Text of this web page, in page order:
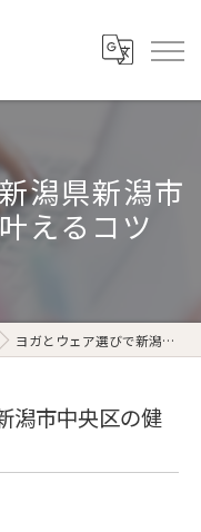
潟県新潟市
えるコツ
ヨガとウェア選びで新潟県新潟市中央区の健康美を叶えるコツ
潟市中央区の健